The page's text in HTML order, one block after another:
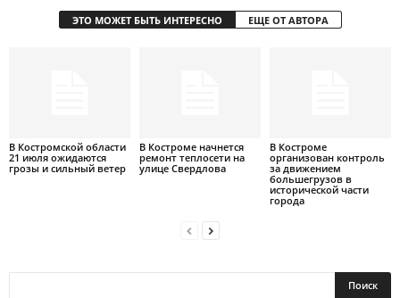
ЭТО МОЖЕТ БЫТЬ ИНТЕРЕСНО ЕЩЕ ОТ АВТОРА
В Костромской области
21 июля ожидаются
грозы и сильный ветер
В Костроме начнется
ремонт теплосети на
улице Свердлова
В Костроме
организован контроль
за движением
большегрузов в
исторической части
города